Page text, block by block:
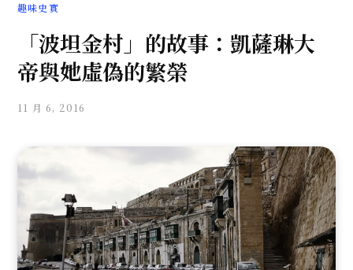
趣味史實
「波坦金村」的故事：凱薩琳大
帝與她虛偽的繁榮
11 月 6, 2016